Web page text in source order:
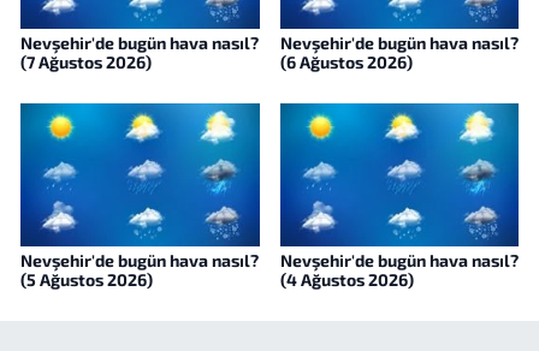
Nevşehir'de bugün hava nasıl?
(7 Ağustos 2026)
Nevşehir'de bugün hava nasıl?
(6 Ağustos 2026)
Nevşehir'de bugün hava nasıl?
(5 Ağustos 2026)
Nevşehir'de bugün hava nasıl?
(4 Ağustos 2026)